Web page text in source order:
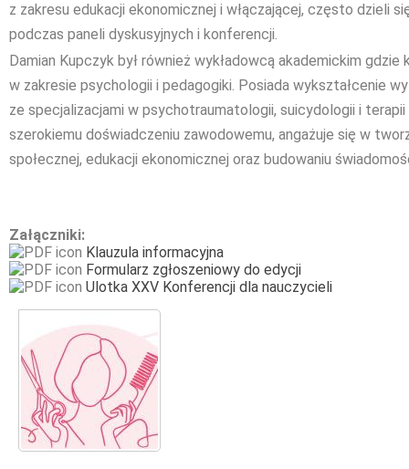
z zakresu edukacji ekonomicznej i włączającej, często dzieli
podczas paneli dyskusyjnych i konferencji.
Damian Kupczyk był również wykładowcą akademickim
w zakresie psychologii i pedagogiki. Posiada wykształcenie
ze specjalizacjami w psychotraumatologii, suicydologii i terapii
szerokiemu doświadczeniu zawodowemu, angażuje się w
społecznej, edukacji ekonomicznej oraz budowaniu
Załączniki:
Klauzula informacyjna
Formularz zgłoszeniowy do edycji
Ulotka XXV Konferencji dla nauczycieli